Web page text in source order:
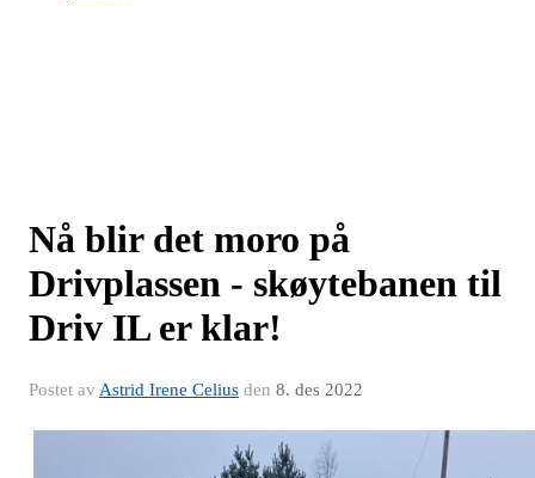
Nå blir det moro på
Drivplassen - skøytebanen til
Driv IL er klar!
Postet av Astrid Irene Celius den 8. des 2022